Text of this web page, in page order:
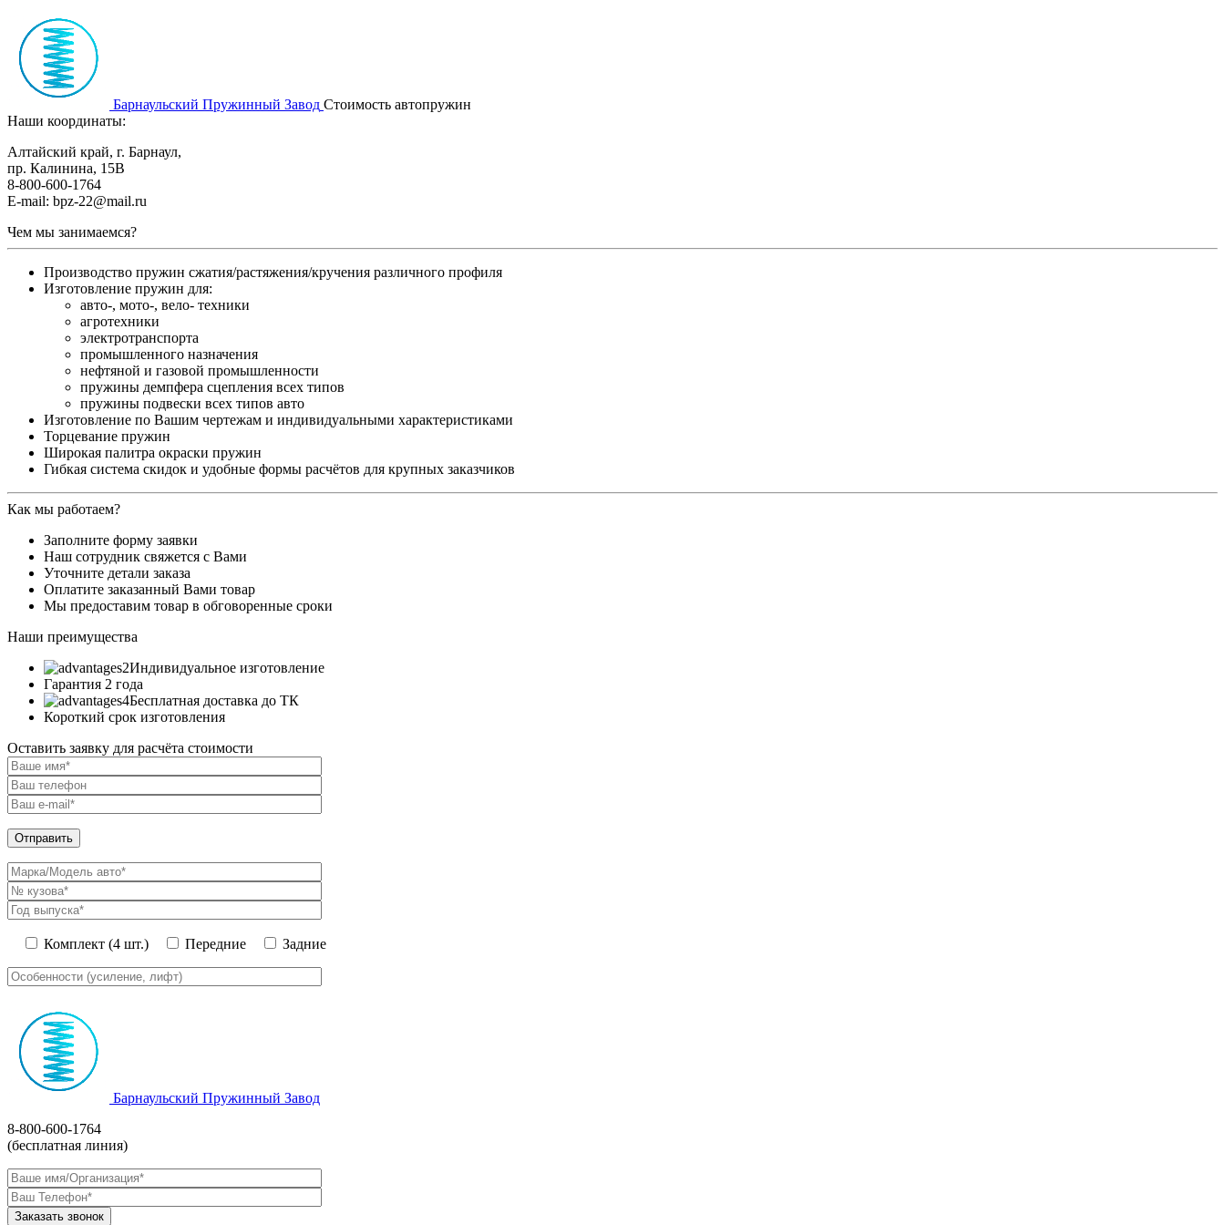
Барнаульский Пружинный Завод Стоимость автопружин
Наши координаты:
Алтайский край, г. Барнаул,
пр. Калинина, 15В
8-800-600-1764
E-mail: bpz-22@mail.ru
Чем мы занимаемся?
Производство пружин сжатия/растяжения/кручения различного профиля
Изготовление пружин для:
авто-, мото-, вело- техники
агротехники
электротранспорта
промышленного назначения
нефтяной и газовой промышленности
пружины демпфера сцепления всех типов
пружины подвески всех типов авто
Изготовление по Вашим чертежам и индивидуальными характеристиками
Торцевание пружин
Широкая палитра окраски пружин
Гибкая система скидок и удобные формы расчётов для крупных заказчиков
Как мы работаем?
Заполните форму заявки
Наш сотрудник свяжется с Вами
Уточните детали заказа
Оплатите заказанный Вами товар
Мы предоставим товар в обговоренные сроки
Наши преимущества
Индивидуальное изготовление
Гарантия 2 года
Бесплатная доставка до ТК
Короткий срок изготовления
Оставить заявку для расчёта стоимости
Комплект (4 шт.) Передние Задние
Барнаульский Пружинный Завод
8-800-600-1764
(бесплатная линия)